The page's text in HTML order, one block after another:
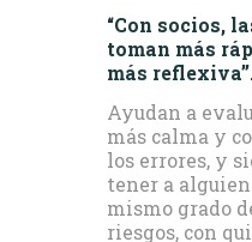
“Con socios,
toman más
más
Ayudan a
más calma y
los errores, y
tener a
mismo grado
riesgos, con